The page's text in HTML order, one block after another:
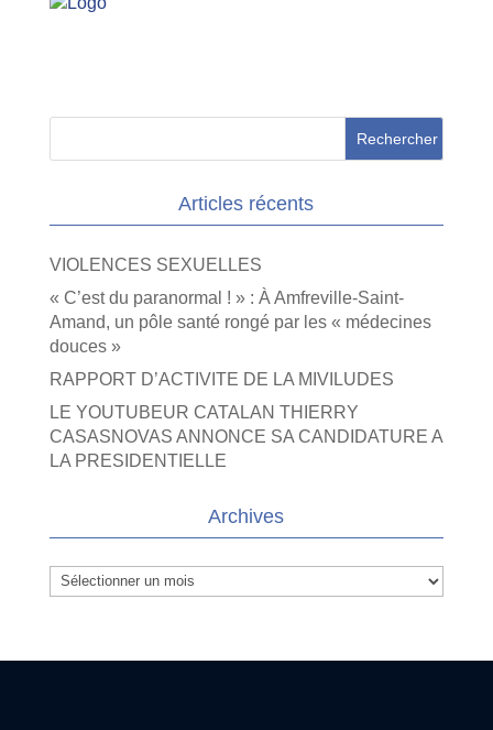
Articles récents
VIOLENCES SEXUELLES
« C’est du paranormal ! » : À Amfreville-Saint-
Amand, un pôle santé rongé par les « médecines
douces »
RAPPORT D’ACTIVITE DE LA MIVILUDES
LE YOUTUBEUR CATALAN THIERRY
CASASNOVAS ANNONCE SA CANDIDATURE A
LA PRESIDENTIELLE
Archives
Archives